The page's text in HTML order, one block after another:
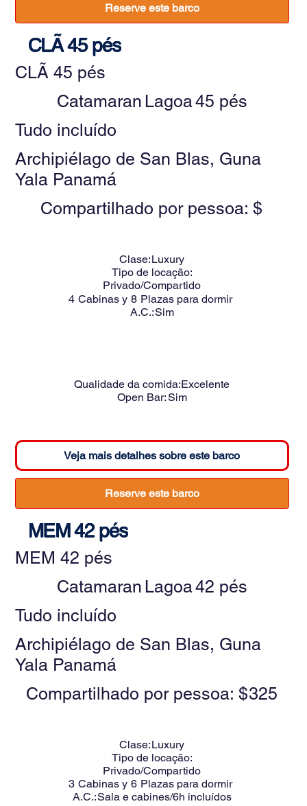
Reserve este barco
CLÃ 45 pés
CLÃ 45 pés
Catamaran Lagoa45 pés
Tudo incluído
Archipiélago de San Blas, Guna
Yala Panamá
Compartilhado por pessoa: $
Clase:Luxury
Tipo de locação:
Privado/Compartido
4 Cabinas y 8 Plazas para dormir
A.C.:Sim
Qualidade da comida:Excelente
Open Bar:Sim
Veja mais detalhes sobre este barco
Reserve este barco
MEM 42 pés
MEM 42 pés
Catamaran Lagoa42 pés
Tudo incluído
Archipiélago de San Blas, Guna
Yala Panamá
Compartilhado por pessoa: $325
Clase:Luxury
Tipo de locação:
Privado/Compartido
3 Cabinas y 6 Plazas para dormir
A.C.:Sala e cabines/6h incluídos